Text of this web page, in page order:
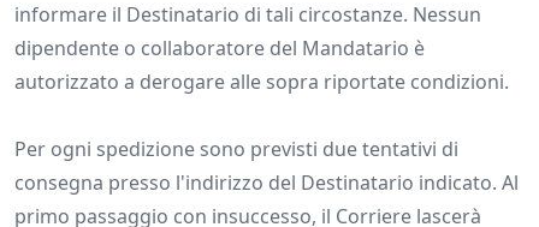
informare il Destinatario di tali circostanze. Nessun
dipendente o collaboratore del Mandatario è
autorizzato a derogare alle sopra riportate condizioni.
Per ogni spedizione sono previsti due tentativi di
consegna presso l'indirizzo del Destinatario indicato. Al
primo passaggio con insuccesso, il Corriere lascerà